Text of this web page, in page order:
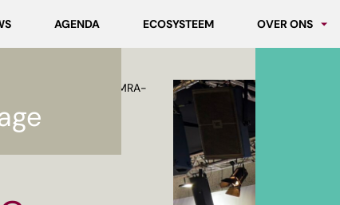
AGENDA ECOSYSTEEM OVER ONS
Werken bij
aanwezig bij aftrap MRA-